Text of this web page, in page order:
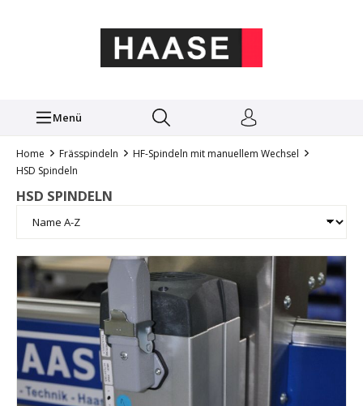
Menü
Home Frässpindeln
HF-Spindeln mit manuellem Wechsel
HSD Spindeln
HSD SPINDELN